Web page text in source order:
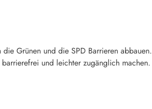
die Grünen und die SPD Barrieren abbauen.
und leichter zugänglich machen.